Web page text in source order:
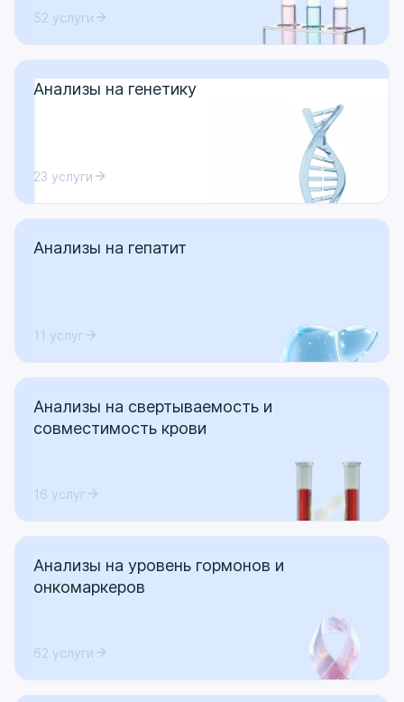
52 услуги
Анализы на генетику
23 услуги
Анализы на гепатит
11 услуг
Анализы на свертываемость и
совместимость крови
16 услуг
Анализы на уровень гормонов и
онкомаркеров
62 услуги